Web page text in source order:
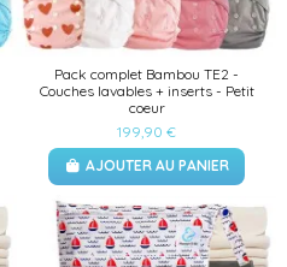
Pack complet Bambou TE2 -
Couches lavables + inserts - Petit
coeur
199,90 €
AJOUTER AU PANIER